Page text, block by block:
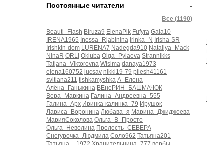
-
Постоянные читатели
Все (1190)
Beauti_Flash Biruza9 ElenaPik Fufyra Gala10
IRENA1965 Inessa_Rjabinina Irinka_N Irisha-SR
Irishkin-dom LURENA7 Nadegda910 Nataliya_Mack
NinaR ORLI Okluba Olga_Pylaeva Strannikks
Tatjana_Viktorovna Wisima danaya1973
elena160752 lucsav nikki19-79 pilesh41161
svitlana211 tishkamyshka А_Елена
Алёна_Ганьжина ВЕнеРИН_БАШМАЧОК
Вера_Маркина Галина_Андреевна_555
Галина_Арх Иринка-калинка_79 Ирушок
Лариса_Воронина Любава_я Марина_Джиджоева
МарияСоколова Ольга_В_Просто
Ольга_Неволина Прелесть_СЕВЕРА
Снегурочка_Людмила Соло962 Татьяна201